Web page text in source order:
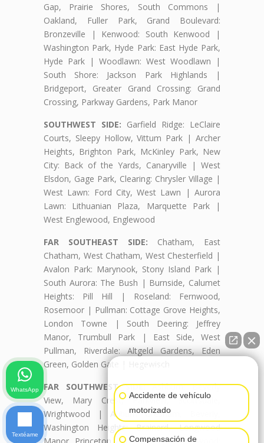
Gap, Prairie Shores, South Commons |
Oakland, Fuller Park, Grand Boulevard:
Bronzeville | Kenwood: South Kenwood |
Washington Park, Hyde Park: East Hyde Park,
Hyde Park | Woodlawn: West Woodlawn |
South Shore: Jackson Park Highlands |
Bridgeport, Greater Grand Crossing: Grand
Crossing, Parkway Gardens, Park Manor
SOUTHWEST SIDE: Garfield Ridge: LeClaire
Courts, Sleepy Hollow, Vittum Park | Archer
Heights, Brighton Park, McKinley Park, New
City: Back of the Yards, Canaryville | West
Elsdon, Gage Park, Clearing: Chrysler Village |
West Lawn: Ford City, West Lawn | Aurora
Lawn: Lithuanian Plaza, Marquette Park |
West Englewood, Englewood
FAR SOUTHEAST SIDE: Chatham, East
Chatham, West Chatham, West Chesterfield |
Avalon Park: Marynook, Stony Island Park |
South Aurora: The Bush | Burnside, Calumet
Heights: Pill Hill | Roseland: Fernwood,
Rosemoor | Pullman: Cottage Grove Heights,
London Towne | South Deering: Jeffrey
Manor, Trumbull Park | East Side, West
Pullman, Riverdale: Altgeld Gardens, Eden
Green, Golden Gate | Hegewisch
FAR SOUTHWEST SIDE:Ashburn: Beverly
View, Mary Crest, Parkview, Scottsdale,
Wrightwood | Auburn Gresham, Beverly,
Washington Heights: Brainerd, Longwood
Accidente de vehículo
motorizado
Compensación de
WhatsApp
Textéame